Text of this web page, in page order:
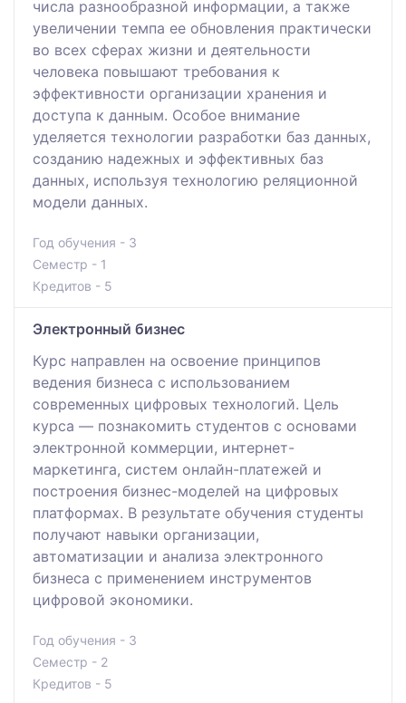
числа разнообразной информации, а также
увеличении темпа ее обновления практически
во всех сферах жизни и деятельности
человека повышают требования к
эффективности организации хранения и
доступа к данным. Особое внимание
уделяется технологии разработки баз данных,
созданию надежных и эффективных баз
данных, используя технологию реляционной
модели данных.
Год обучения - 3
Семестр - 1
Кредитов - 5
Электронный бизнес
Курс направлен на освоение принципов
ведения бизнеса с использованием
современных цифровых технологий. Цель
курса — познакомить студентов с основами
электронной коммерции, интернет-
маркетинга, систем онлайн-платежей и
построения бизнес-моделей на цифровых
платформах. В результате обучения студенты
получают навыки организации,
автоматизации и анализа электронного
бизнеса с применением инструментов
цифровой экономики.
Год обучения - 3
Семестр - 2
Кредитов - 5